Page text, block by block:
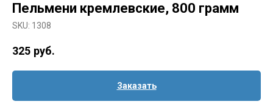
Пельмени кремлевские, 800 грамм
SKU: 1308
325 руб.
Заказать